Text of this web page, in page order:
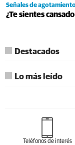
Señales de
¿Te sientes
Destacados
Lo más leído
Teléfonos de interés